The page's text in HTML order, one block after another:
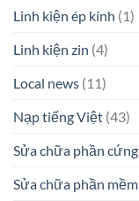
Linh kiện ép kính (1)
Linh kiện zin (4)
Local news (11)
Nạp tiếng Việt (43)
Sửa chữa phần cứng
Sửa chữa phần mềm